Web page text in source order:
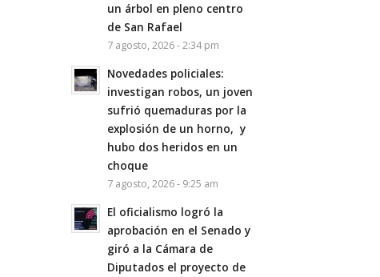
un árbol en pleno centro
de San Rafael
7 agosto, 2026 - 2:34 pm
Novedades policiales:
investigan robos, un joven
sufrió quemaduras por la
explosión de un horno, y
hubo dos heridos en un
choque
7 agosto, 2026 - 9:25 am
El oficialismo logró la
aprobación en el Senado y
giró a la Cámara de
Diputados el proyecto de